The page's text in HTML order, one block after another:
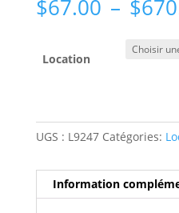
$67.00 – $
Location
UGS : L9247 Catégories:
Information